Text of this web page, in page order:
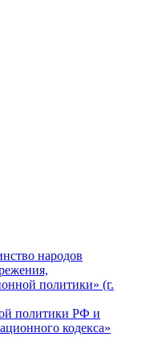
народов
политики» (г.
политики РФ и
кодекса»